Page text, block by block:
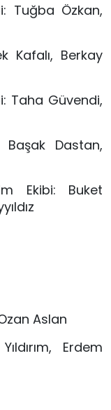
Tuğba Özkan,
Kafalı, Berkay
Taha Güvendi,
Başak Dastan,
Ekibi: Buket
Aslan
Erdem